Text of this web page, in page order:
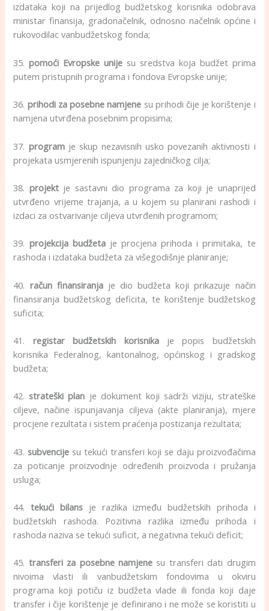
izdataka koji na prijedlog budžetskog korisnika odobrava
ministar finansija, gradonačelnik, odnosno načelnik općine i
rukovodilac vanbudžetskog fonda;
35.pomoći Evropske unije su sredstva koja budžet prima
putem pristupnih programa i fondova Evropske unije;
36. prihodi za posebne namjene su prihodi čije je korištenje i
namjena utvrđena posebnim propisima;
37. program je skup nezavisnih usko povezanih aktivnosti i
projekata usmjerenih ispunjenju zajedničkog cilja;
38. projekt je sastavni dio programa za koji je unaprijed
utvrđeno vrijeme trajanja, a u kojem su planirani rashodi i
izdaci za ostvarivanje ciljeva utvrđenih programom;
39. projekcija budžeta je procjena prihoda i primitaka, te
rashoda i izdataka budžeta za višegodišnje planiranje;
40. račun finansiranja je dio budžeta koji prikazuje način
finansiranja budžetskog deficita, te korištenje budžetskog
suficita;
41. registar budžetskih korisnika je popis budžetskih
korisnika Federalnog, kantonalnog, općinskog i gradskog
budžeta;
42.strateški plan je dokument koji sadrži viziju, strateške
ciljeve, načine ispunjavanja ciljeva (akte planiranja), mjere
procjene rezultata i sistem praćenja postizanja rezultata;
43.subvencije su tekući transferi koji se daju proizvođačima
za poticanje proizvodnje određenih proizvoda i pružanja
usluga;
44.tekući bilans je razlika između budžetskih prihoda i
budžetskih rashoda. Pozitivna razlika između prihoda i
rashoda naziva se tekući suficit, a negativna tekući deficit;
45. transferi za posebne namjene su transferi dati drugim
nivoima vlasti ili vanbudžetskim fondovima u okviru
programa koji potiču iz budžeta vlade ili fonda koji daje
transfer i čije korištenje je definirano i ne može se koristiti u